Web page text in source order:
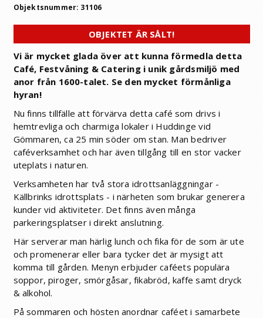
Objektsnummer: 31106
OBJEKTET ÄR SÅLT!
Vi är mycket glada över att kunna förmedla detta
Café, Festvåning & Catering i unik gårdsmiljö med
anor från 1600-talet. Se den mycket förmånliga
hyran!
Nu finns tillfälle att förvärva detta café som drivs i
hemtrevliga och charmiga lokaler i Huddinge vid
Gömmaren, ca 25 min söder om stan. Man bedriver
caféverksamhet och har även tillgång till en stor vacker
uteplats i naturen.
Verksamheten har två stora idrottsanläggningar -
Källbrinks idrottsplats - i närheten som brukar generera
kunder vid aktiviteter. Det finns även många
parkeringsplatser i direkt anslutning.
Här serverar man härlig lunch och fika för de som är ute
och promenerar eller bara tycker det är mysigt att
komma till gården. Menyn erbjuder caféets populära
soppor, piroger, smörgåsar, fikabröd, kaffe samt dryck
& alkohol.
På sommaren och hösten anordnar caféet i samarbete